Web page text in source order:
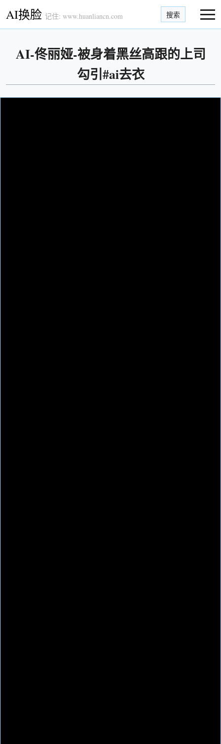
AI换脸 记住: www.huanliancn.com 搜索
AI-佟丽娅-被身着黑丝高跟的上司
勾引#ai去衣